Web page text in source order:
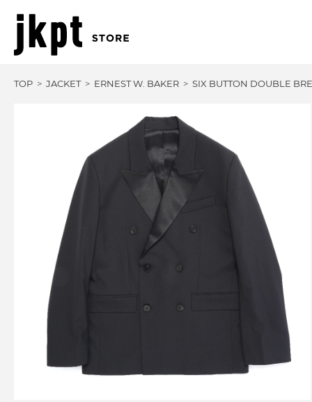
TOP JACKET ERNEST W. BAKER SIX BUTTON DOUBLE